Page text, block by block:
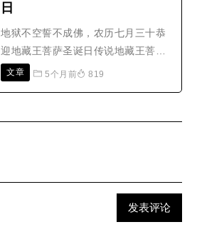
间，果然感应屡现。兹将各..
日
地狱不空誓不成佛，农历七月三十恭
迎地藏王菩萨圣诞日传说地藏王菩萨
早可以成佛，但却为了众生亲自到地
空誓不成佛”，意思是亲自入地狱，让
文章 5个月前 819
发表评论